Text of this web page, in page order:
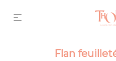
Flan